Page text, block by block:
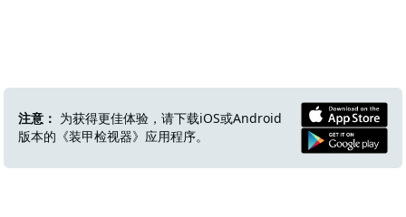
注意： 为获得更佳体验，请下载iOS或Android
版本的《装甲检视器》应用程序。